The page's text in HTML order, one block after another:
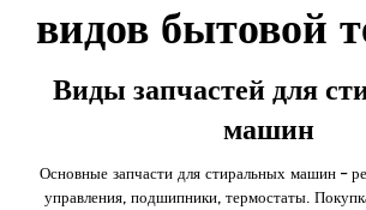
видов бытовой
Виды запчастей для
машин
Основные запчасти для стиральных машин –
управления, подшипники, термостаты.